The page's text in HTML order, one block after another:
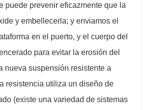
puede prevenir eficazmente que la
y embellecerla; y enviamos el
en el puerto, y el cuerpo del
para evitar la erosión del
nueva suspensión resistente a
resistencia utiliza un diseño de
(existe una variedad de sistemas